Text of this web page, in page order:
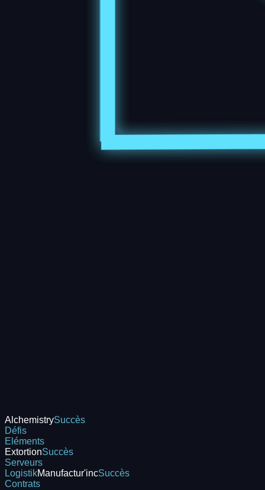
AlchemistrySuccès
Défis
Eléments
ExtortionSuccès
Serveurs
LogistikManufactur'incSuccès
Contrats